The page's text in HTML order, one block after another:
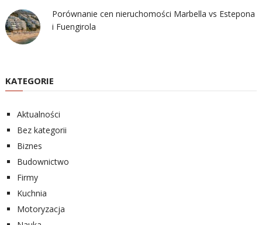
Porównanie cen nieruchomości Marbella vs Estepona
i Fuengirola
KATEGORIE
Aktualności
Bez kategorii
Biznes
Budownictwo
Firmy
Kuchnia
Motoryzacja